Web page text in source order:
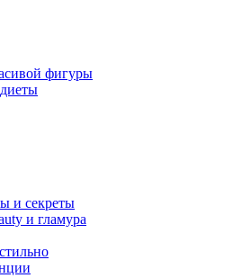
фигуры
и секреты
и гламура